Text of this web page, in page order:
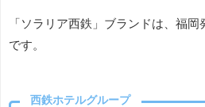
「ソラリア西鉄」ブランドは、福
です。
西鉄ホテルグループ